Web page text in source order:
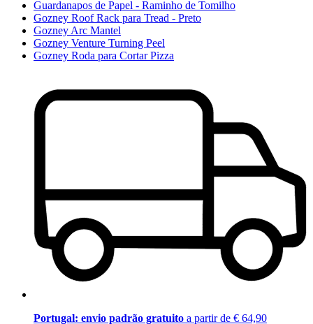
Guardanapos de Papel - Raminho de Tomilho
Gozney Roof Rack para Tread - Preto
Gozney Arc Mantel
Gozney Venture Turning Peel
Gozney Roda para Cortar Pizza
Portugal: envio padrão gratuito a partir de € 64,90